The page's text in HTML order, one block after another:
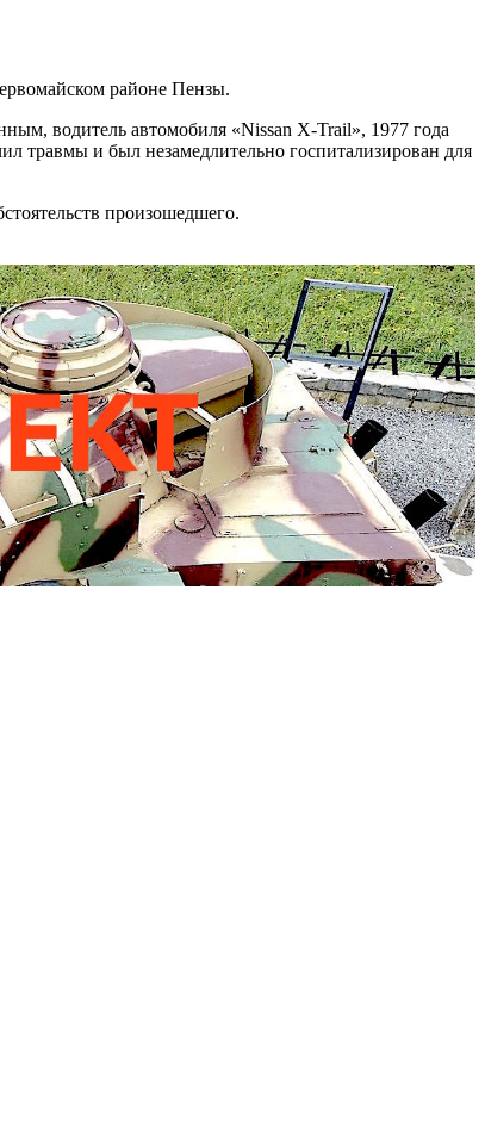
районе Пензы.
водитель автомобиля «Nissan X-Trail», 1977 года
травмы и был незамедлительно госпитализирован для
произошедшего.